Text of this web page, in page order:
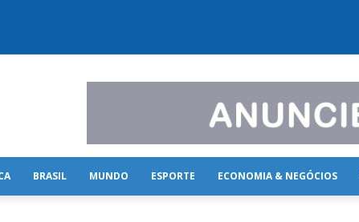
BRASIL MUNDO ESPORTE ECONOMIA & NEGÓCIOS